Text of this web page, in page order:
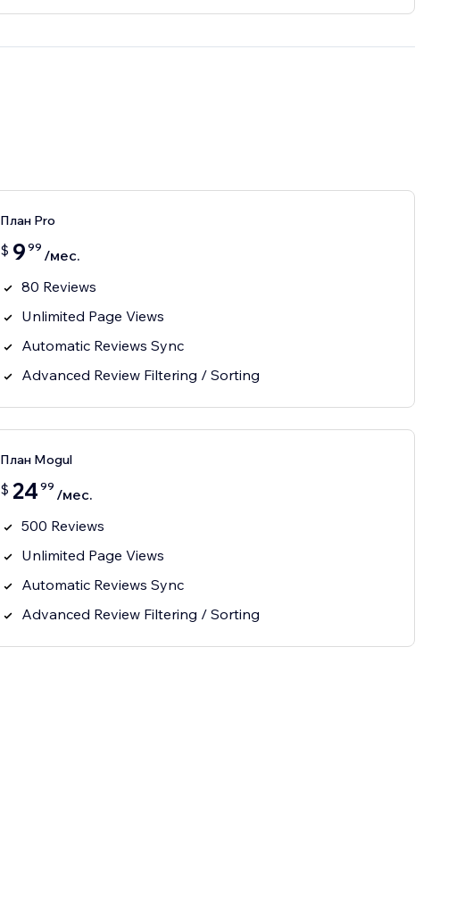
План Pro
$ 9 99 /мес.
80 Reviews
Unlimited Page Views
Automatic Reviews Sync
Advanced Review Filtering / Sorting
План Mogul
$ 24 99 /мес.
500 Reviews
Unlimited Page Views
Automatic Reviews Sync
Advanced Review Filtering / Sorting